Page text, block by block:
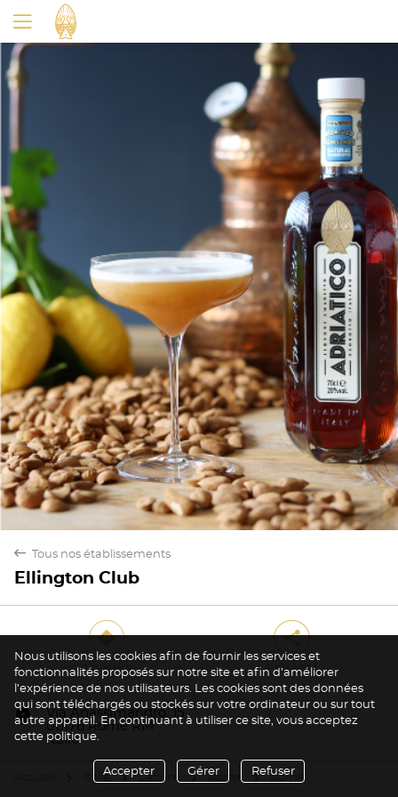
back Tous nos établissements
Ellington Club
Oui Non
direction
Itinéraire
share
Partager
marker
Via Anassimandro, 15
00176 Rome RM
Italie
Italie Latium Rome Rome
Nous utilisons les cookies afin de fournir les services et
fonctionnalités proposés sur notre site et afin d’améliorer
l’expérience de nos utilisateurs. Les cookies sont des données
qui sont téléchargés ou stockés sur votre ordinateur ou sur tout
autre appareil. En continuant à utiliser ce site, vous acceptez
cette politique.
Accepter Gérer Refuser